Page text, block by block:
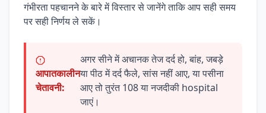
गंभीरता पहचानने के बारे में विस्तार से जानेंगे ताकि आप सही समय
पर सही निर्णय ले सकें।
आपातकालीन
चेतावनी:
अगर सीने में अचानक तेज दर्द हो, बांह, जबड़े
या पीठ में दर्द फैले, सांस नहीं आए, या पसीना
आए तो तुरंत 108 या नजदीकी hospital
जाएं।